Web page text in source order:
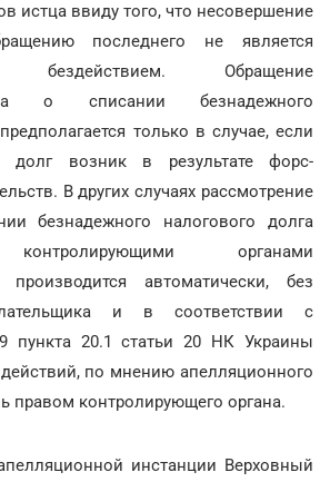
истца ввиду того, что несовершение
последнего не является
бездействием. Обращение
о списании безнадежного
только в случае, если
долг возник в результате форс-
В других случаях рассмотрение
безнадежного налогового долга
контролирующими органами
автоматически, без
и в соответствии с
пункта 20.1 статьи 20 НК Украины
по мнению апелляционного
правом контролирующего органа.
инстанции Верховный